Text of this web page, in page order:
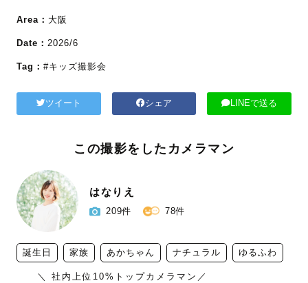
Area： 大阪
Date： 2026/6
Tag： #キッズ撮影会
ツイート シェア LINEで送る
この撮影をしたカメラマン
はなりえ
209件 78件
誕生日 家族 あかちゃん ナチュラル ゆるふわ
＼ 社内上位10%トップカメラマン／